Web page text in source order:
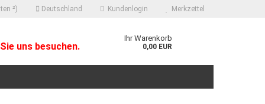
²) Deutschland Kundenlogin Merkzettel
uns besuchen.
Ihr Warenkorb
0,00 EUR